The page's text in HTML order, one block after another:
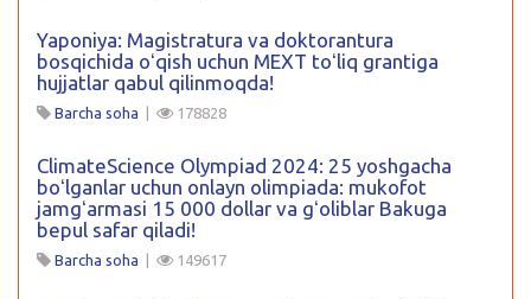
Yaponiya: Magistratura va doktorantura
bosqichida oʻqish uchun MEXT toʻliq grantiga
hujjatlar qabul qilinmoqda!
Barcha soha | 178828
ClimateScience Olympiad 2024: 25 yoshgacha
boʻlganlar uchun onlayn olimpiada: mukofot
jamgʻarmasi 15 000 dollar va gʻoliblar Bakuga
bepul safar qiladi!
Barcha soha | 149617